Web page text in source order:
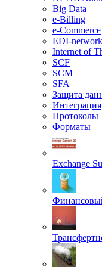
Big Data
e-Billing
e-Commerce
EDI-
Internet of
SCF
SCM
SFA
Защита
Интеграция
Протоколы
Форматы
Exchange